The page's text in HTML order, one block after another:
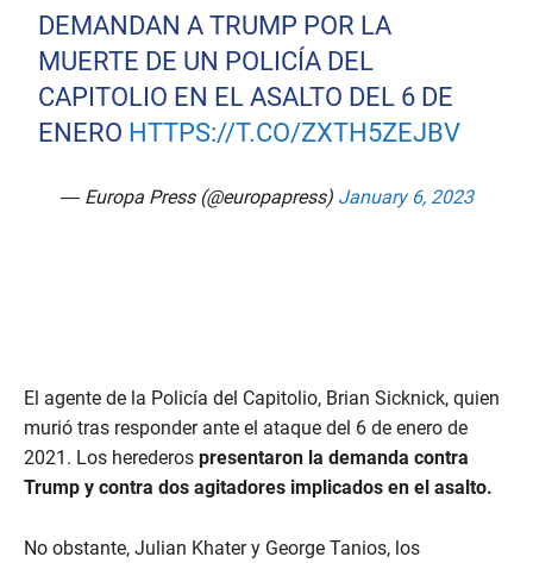
DEMANDAN A TRUMP POR LA
MUERTE DE UN POLICÍA DEL
CAPITOLIO EN EL ASALTO DEL 6 DE
ENERO HTTPS://T.CO/ZXTH5ZEJBV
— Europa Press (@europapress) January 6, 2023
El agente de la Policía del Capitolio, Brian Sicknick, quien
murió tras responder ante el ataque del 6 de enero de
2021. Los herederos presentaron la demanda contra
Trump y contra dos agitadores implicados en el asalto.
No obstante, Julian Khater y George Tanios, los